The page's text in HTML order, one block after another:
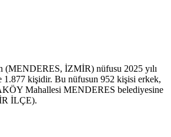
İZMİR) nüfusu 2025 yılı
kişidir. Bu nüfusun 952 kişisi erkek,
Mahallesi MENDERES belediyesine
İLÇE).